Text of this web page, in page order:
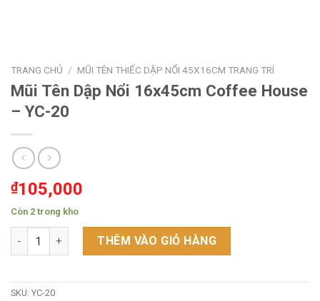
TRANG CHỦ / MŨI TÊN THIẾC DẬP NỔI 45X16CM TRANG TRÍ
Mũi Tên Dập Nổi 16x45cm Coffee House
– YC-20
₫105,000
Còn 2 trong kho
Mũi Tên Dập Nổi 16x45cm Coffee House - YC-20 số lượng
THÊM VÀO GIỎ HÀNG
SKU: YC-20